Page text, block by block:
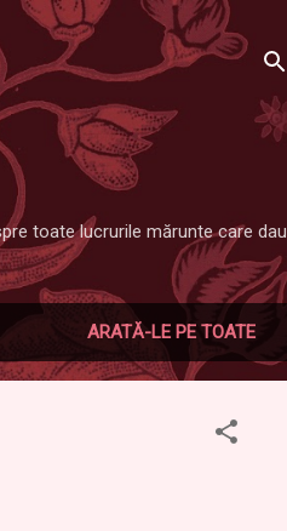
toate lucrurile mărunte care dau
ARATĂ-LE PE TOATE